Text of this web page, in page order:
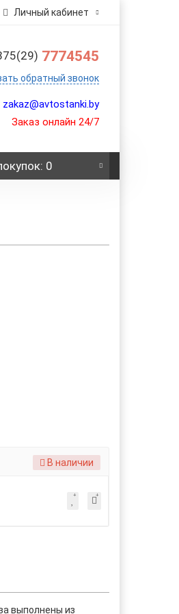
Личный кабинет
7774545
обратный звонок
zakaz@avtostanki.by
Заказ онлайн 24/7
: 0
В наличии
выполнены из